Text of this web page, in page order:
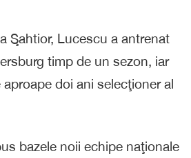
Şahtior, Lucescu a antrenat
timp de un sezon, iar
doi ani selecţioner al
bazele noii echipe naţionale